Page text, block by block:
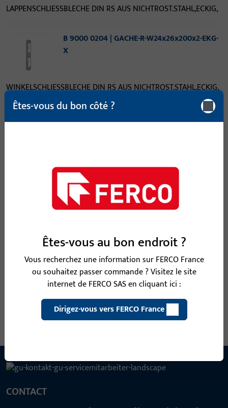
LAPPENSCHLIESSBLECHE DIN RS AUS NICHTROST.STAHL,ECKIG,
B 9000 0204 | GACHE-R-W24x26x200x2-EKG-
X
WINKELSCHLIESSBLECHE DIN RS AUS NICHTROST.STAHL,ECKIG,
200x24x26x2
WINKELSCHLIESSBLECHE DIN RS AUS
NICHTROST.STAHL,ABGER., 200x24x26x2
Voir toutes les variantes
CONTACT
Êtes-vous du bon côté ?
Êtes-vous au bon endroit ?
Vous recherchez une information sur FERCO France
ou souhaitez passer commande ? Visitez le site
internet de FERCO SAS en cliquant ici :
Dirigez-vous vers FERCO France